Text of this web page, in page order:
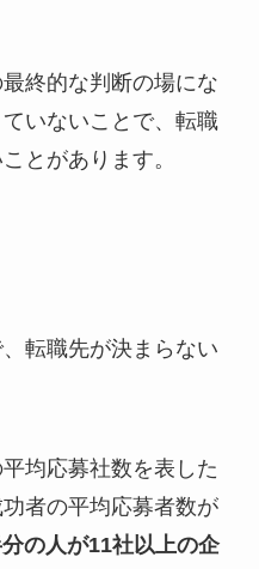
終的な判断の場にな
いないことで、転職
とがあります。
転職先が決まらない
均応募社数を表した
者の平均応募者数が
の人が11社以上の企